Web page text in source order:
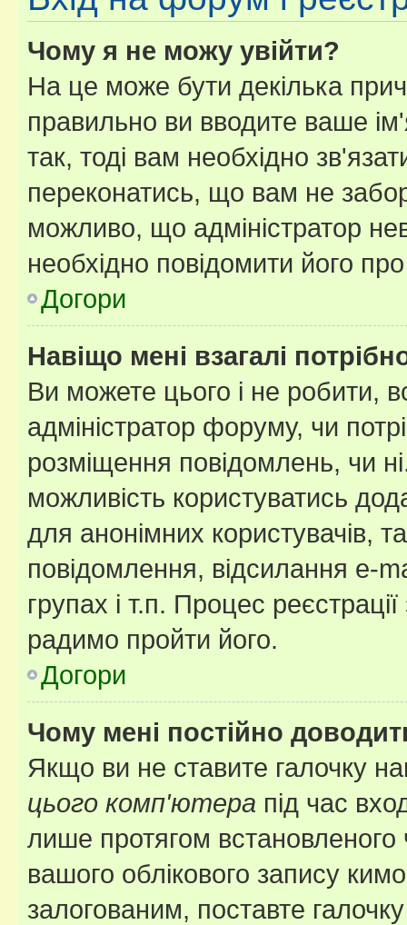
Чому я не можу увійти?
На це може бути декілька
правильно ви вводите ваше
так, тоді вам необхідно
переконатись, що вам не
можливо, що адміністратор
необхідно повідомити його
Догори
Навіщо мені взагалі
Ви можете цього і не робити,
адміністратор форуму, чи
розміщення повідомлень, чи
можливість користуватись
для анонімних користувачів,
повідомлення, відсилання e-
групах і т.п. Процес
радимо пройти його.
Догори
Чому мені постійно
Якщо ви не ставите галочку
цього комп'ютера під час
лише протягом встановленого
вашого облікового запису
залогованим, поставте